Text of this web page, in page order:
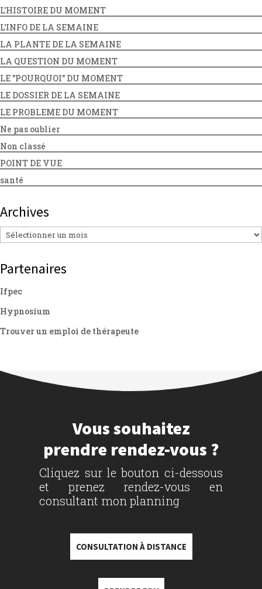
L'HISTOIRE DU MOMENT
L'INFO DE LA SEMAINE
LA PLANTE DE LA SEMAINE
LA QUESTION DU MOMENT
LE "POURQUOI" DU MOMENT
LE DOSSIER DE LA SEMAINE
LE PROBLEME DU MOMENT
Ne pas oublier
Non classé
POINT DE VUE
santé
Archives
Archives
Partenaires
Ifpec
Hypnosium
Trouver un emploi de thérapeute
Vous souhaitez
prendre rendez-vous ?
Cliquez sur le bouton ci-dessous
et prenez rendez-vous en
consultant mon planning
CONSULTATION À DISTANCE